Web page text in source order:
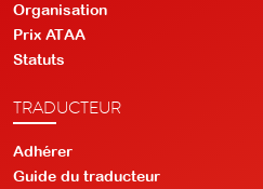
Organisation
Prix ATAA
Statuts
TRADUCTEUR
Adhérer
Guide du traducteur